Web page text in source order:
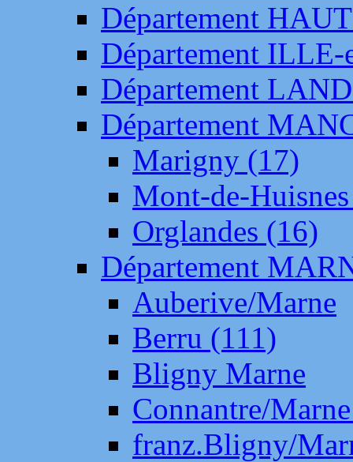
Département
Département
Département
Département
Marigny (17)
Mont-de-
Orglandes (16)
Département
Auberive/Marne
Berru (111)
Bligny Marne
Connantre/
franz.Bligny/